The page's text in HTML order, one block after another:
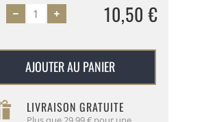
10,50 €
AJOUTER AU PANIER
LIVRAISON GRATUITE